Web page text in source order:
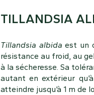
TILLANDSIA
Tillandsia albidaest un
résistance au froid, au
à la sécheresse. Sa
autant en extérieur
atteindre jusqu’à 1 m de